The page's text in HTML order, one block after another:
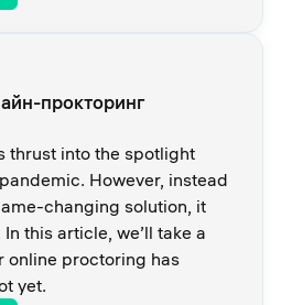
прокторинг
thrust into the spotlight
However, instead
changing solution, it
this article, we’ll take a
online proctoring has
yet.